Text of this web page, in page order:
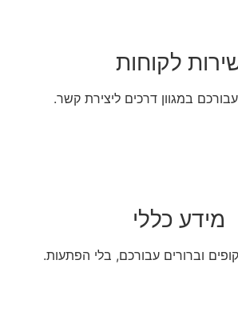
לקוחות
עבורכם במגוון דרכים ליצירת קשר.
מידע כללי
וברורים עבורכם, בלי הפתעות.